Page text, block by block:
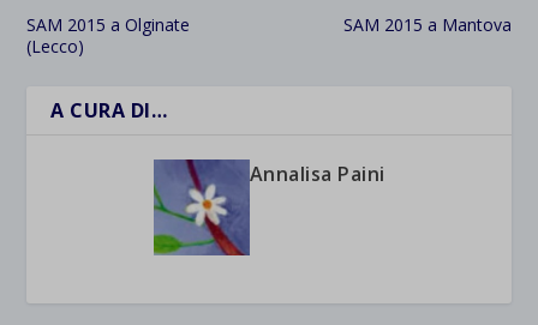
SAM 2015 a Olginate
(Lecco)
SAM 2015 a Mantova
A CURA DI…
Annalisa Paini